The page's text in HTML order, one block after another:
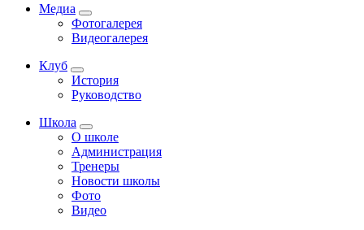
Медиа
Фотогалерея
Видеогалерея
Клуб
История
Руководство
Школа
О школе
Администрация
Тренеры
Новости школы
Фото
Видео